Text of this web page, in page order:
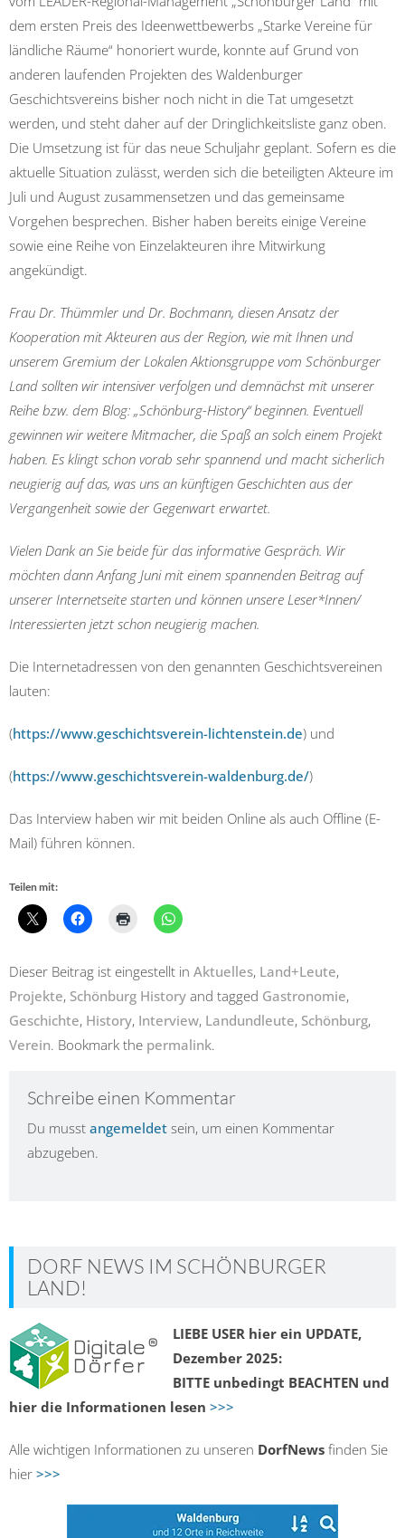
dem ersten Preis des Ideenwettbewerbs „Starke Vereine für
ländliche Räume“ honoriert wurde, konnte auf Grund von
anderen laufenden Projekten des Waldenburger
Geschichtsvereins bisher noch nicht in die Tat umgesetzt
werden, und steht daher auf der Dringlichkeitsliste ganz oben.
Die Umsetzung ist für das neue Schuljahr geplant. Sofern es die
aktuelle Situation zulässt, werden sich die beteiligten Akteure im
Juli und August zusammensetzen und das gemeinsame
Vorgehen besprechen. Bisher haben bereits einige Vereine
sowie eine Reihe von Einzelakteuren ihre Mitwirkung
angekündigt.
Frau Dr. Thümmler und Dr. Bochmann, diesen Ansatz der
Kooperation mit Akteuren aus der Region, wie mit Ihnen und
unserem Gremium der Lokalen Aktionsgruppe vom Schönburger
Land sollten wir intensiver verfolgen und demnächst mit unserer
Reihe bzw. dem Blog: „Schönburg-History“ beginnen. Eventuell
gewinnen wir weitere Mitmacher, die Spaß an solch einem Projekt
haben. Es klingt schon vorab sehr spannend und macht sicherlich
neugierig auf das, was uns an künftigen Geschichten aus der
Vergangenheit sowie der Gegenwart erwartet.
Vielen Dank an Sie beide für das informative Gespräch. Wir
möchten dann Anfang Juni mit einem spannenden Beitrag auf
unserer Internetseite starten und können unsere Leser*Innen/
Interessierten jetzt schon neugierig machen.
Die Internetadressen von den genannten Geschichtsvereinen
lauten:
(https://www.geschichtsverein-lichtenstein.de) und
(https://www.geschichtsverein-waldenburg.de/)
Das Interview haben wir mit beiden Online als auch Offline (E-
Mail) führen können.
Teilen mit:
Dieser Beitrag ist eingestellt in Aktuelles, Land+Leute,
Projekte, Schönburg History and tagged Gastronomie,
Geschichte, History, Interview, Landundleute, Schönburg,
Verein. Bookmark the permalink.
Schreibe einen Kommentar
Du musst angemeldet sein, um einen Kommentar
abzugeben.
DORF NEWS IM SCHÖNBURGER
LAND!
LIEBE USER hier ein UPDATE,
Dezember 2025:
BITTE unbedingt BEACHTEN und
hier die Informationen lesen >>>
Alle wichtigen Informationen zu unseren DorfNews finden Sie
hier >>>